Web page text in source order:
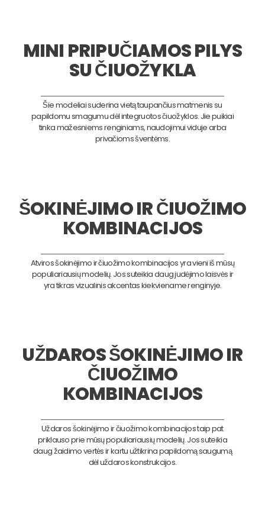
MINI PRIPUČIAMOS PILYS
SU ČIUOŽYKLA
Šie modeliai suderina vietą taupančius matmenis su
papildomu smagumu dėl integruotos čiuožyklos. Jie puikiai
tinka mažesniems renginiams, naudojimui viduje arba
privačioms šventėms.
ŠOKINĖJIMO IR ČIUOŽIMO
KOMBINACIJOS
Atviros šokinėjimo ir čiuožimo kombinacijos yra vieni iš mūsų
populiariausių modelių. Jos suteikia daug judėjimo laisvės ir
yra tikras vizualinis akcentas kiekviename renginyje.
UŽDAROS ŠOKINĖJIMO IR
ČIUOŽIMO
KOMBINACIJOS
Uždaros šokinėjimo ir čiuožimo kombinacijos taip pat
priklauso prie mūsų populiariausių modelių. Jos suteikia
daug žaidimo vertės ir kartu užtikrina papildomą saugumą
dėl uždaros konstrukcijos.